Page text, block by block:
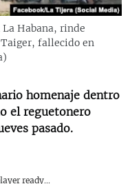
LATINA
Habana, rinde
fallecido en
homenaje dentro
el reguetonero
pasado.
ready...